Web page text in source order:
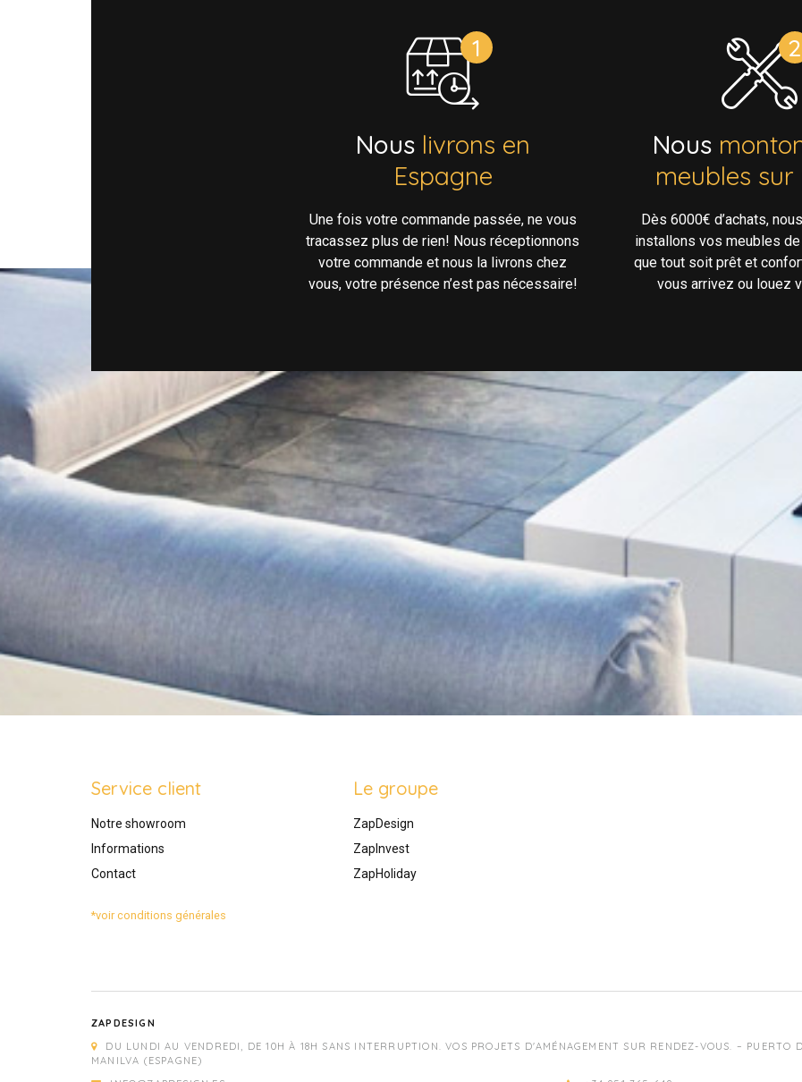
Nous livrons en
Espagne
Une fois votre commande passée, ne vous
tracassez plus de rien! Nous réceptionnons
votre commande et nous la livrons chez
vous, votre présence n’est pas nécessaire!
Nous
meubles sur
Dès 6000€ d’achats,
installons vos meubles
que tout soit prêt et
vous arrivez ou louez
Service client
Notre showroom
Informations
Contact
Le groupe
ZapDesign
ZapInvest
ZapHoliday
*voir conditions générales
ZAPDESIGN
DU LUNDI AU VENDREDI, DE 10H À 18H SANS INTERRUPTION. VOS PROJETS D'AMÉNAGEMENT SUR RENDEZ-VOUS. –
MANILVA (ESPAGNE)